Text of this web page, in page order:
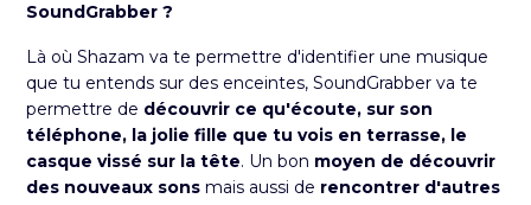
SoundGrabber ?
Là où Shazam va te permettre d'identifier une musique
que tu entends sur des enceintes, SoundGrabber va te
permettre de découvrir ce qu'écoute, sur son
téléphone, la jolie fille que tu vois en terrasse, le
casque vissé sur la tête. Un bon moyen de découvrir
des nouveaux sons mais aussi de rencontrer d'autres